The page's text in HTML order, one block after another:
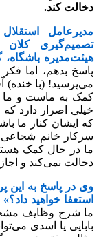
دخالت کند.
مدیرعامل
تصمیم‌گیری
هیئت‌مدیره
پاسخ بدهم، اما
می‌پرسید! (با خنده)
کمک به ماست و ما
خیلی اصرار دارد
که ایشان کنار ما
سرکار خانم شجاعی
ما در حال کمک
دخالت نمی‌کند و
وی در پاسخ به این
استعفا خواهید
ما شرح وظایف
بابایی یا اسدی